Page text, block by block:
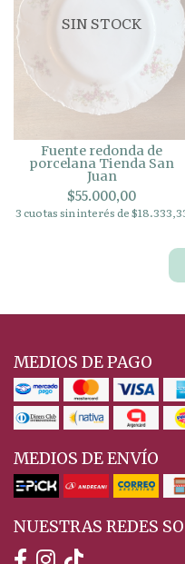
SIN STOCK
Fuente redonda de
porcelana Tienda San
Juan
$55.000,00
3 cuotas sin interés de
MEDIOS DE PAGO
MEDIOS DE ENVÍO
NUESTRAS REDES